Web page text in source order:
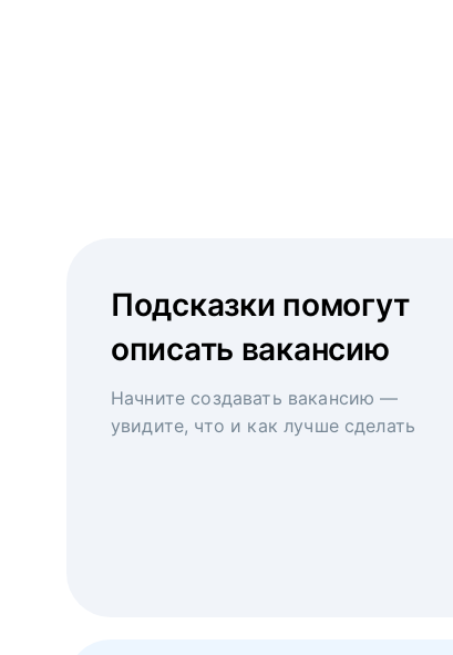
Подсказки помогут
описать вакансию
Начните создавать вакансию —
увидите, что и как лучше сделать